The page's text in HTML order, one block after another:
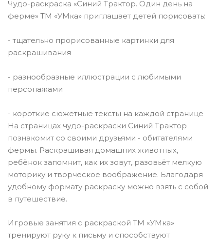
Чудо-раскраска «Синий Трактор. Один день на
ферме» ТМ «УМка» приглашает детей порисовать:
- тщательно прорисованные картинки для
раскрашивания
- разнообразные иллюстрации с любимыми
персонажами
- короткие сюжетные тексты на каждой странице
На страницах чудо-раскраски Синий Трактор
познакомит со своими друзьями - обитателями
фермы. Раскрашивая домашних животных,
ребёнок запомнит, как их зовут, разовьёт мелкую
моторику и творческое воображение. Благодаря
удобному формату раскраску можно взять с собой
в путешествие.
Игровые занятия с раскраской ТМ «УМка»
тренируют руку к письму и способствуют